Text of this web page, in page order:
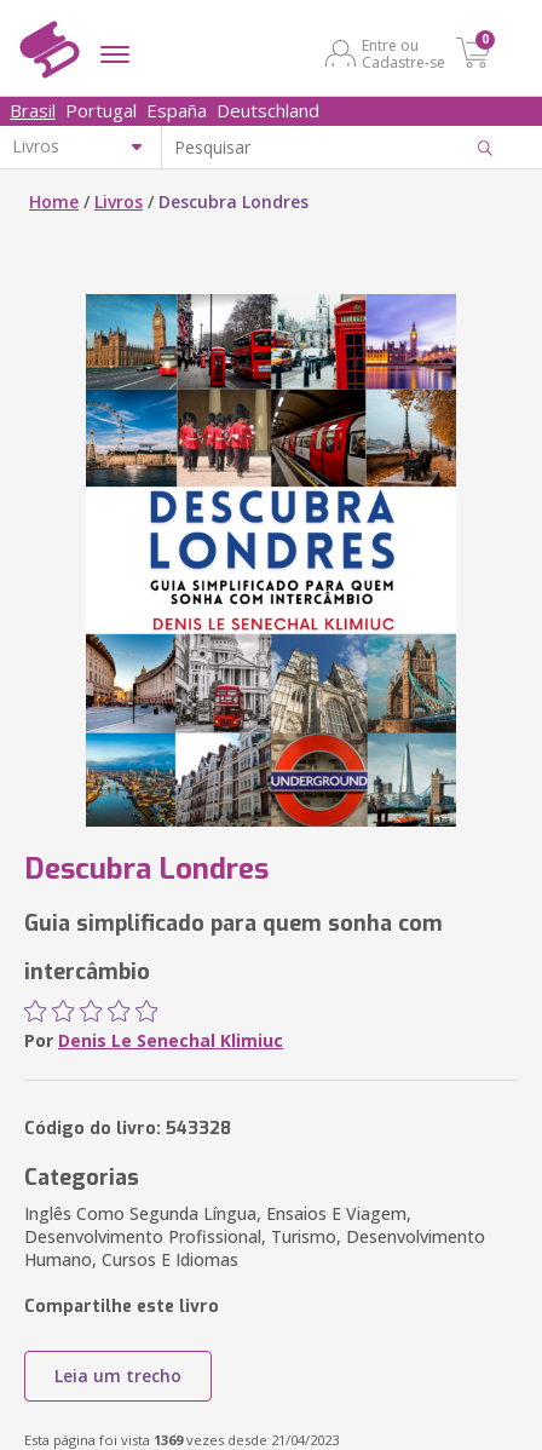
Entre ou
Cadastre-se
0
Brasil Portugal España Deutschland
Home / Livros / Descubra Londres
Descubra Londres
Guia simplificado para quem sonha com
intercâmbio
Por Denis Le Senechal Klimiuc
Código do livro: 543328
Categorias
Inglês Como Segunda Língua, Ensaios E Viagem,
Desenvolvimento Profissional, Turismo, Desenvolvimento
Humano, Cursos E Idiomas
Compartilhe este livro
Leia um trecho
Esta página foi vista 1369vezes desde 21/04/2023